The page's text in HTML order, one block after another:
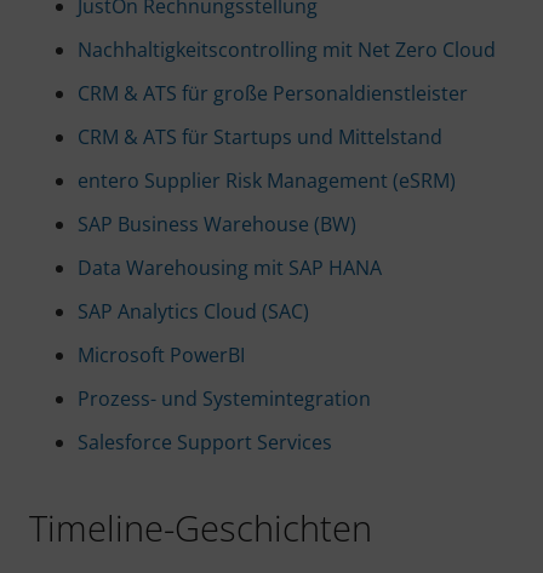
JustOn Rechnungsstellung
Nachhaltigkeitscontrolling mit Net Zero Cloud
CRM & ATS für große Personaldienstleister
CRM & ATS für Startups und Mittelstand
entero Supplier Risk Management (eSRM)
SAP Business Warehouse (BW)
Data Warehousing mit SAP HANA
SAP Analytics Cloud (SAC)
Microsoft PowerBI
Prozess- und Systemintegration
Salesforce Support Services
Timeline-Geschichten